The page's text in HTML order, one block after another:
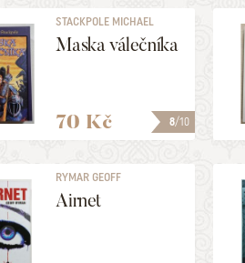
8/10
STACKPOLE MICHAEL
AUSTIN
Maska válečníka
70 Kč
RYMAR GEOFF
Airnet